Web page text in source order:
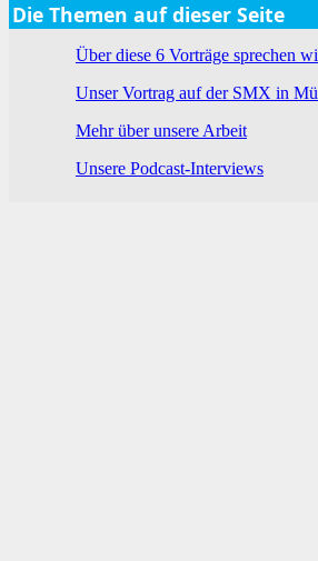
Die Themen auf dieser Seite
Über diese 6 Vorträge sprechen
Unser Vortrag auf der SMX in
Mehr über unsere Arbeit
Unsere Podcast-Interviews